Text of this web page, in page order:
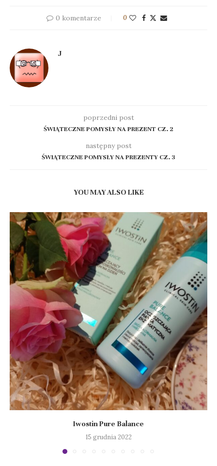
0 komentarze 0
J
poprzedni post
ŚWIĄTECZNE POMYSŁY NA PREZENT CZ. 2
następny post
ŚWIĄTECZNE POMYSŁY NA PREZENTY CZ. 3
YOU MAY ALSO LIKE
Iwostin Pure Balance
15 grudnia 2022